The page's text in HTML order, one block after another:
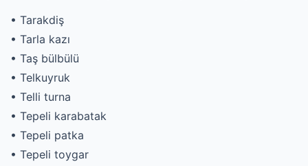
• Tarakdiş
• Tarla kazı
• Taş bülbülü
• Telkuyruk
• Telli turna
• Tepeli karabatak
• Tepeli patka
• Tepeli toygar